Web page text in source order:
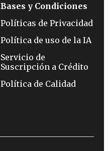
Bases y Condiciones
Políticas de Privacidad
Política de uso de la IA
Servicio de
Suscripción a Crédito
Política de Calidad